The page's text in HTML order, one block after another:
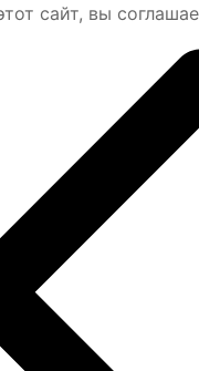
сайт, вы